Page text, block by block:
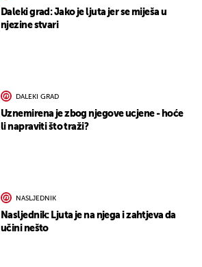
Daleki grad: Jako je ljuta jer se miješa u
njezine stvari
DALEKI GRAD
Uznemirena je zbog njegove ucjene - hoće
li napraviti što traži?
NASLJEDNIK
Nasljednik: Ljuta je na njega i zahtjeva da
učini nešto